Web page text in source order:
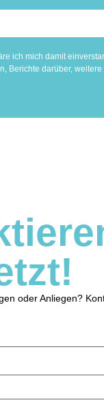
ich mich damit
Berichte darüber,
oder Anliegen?